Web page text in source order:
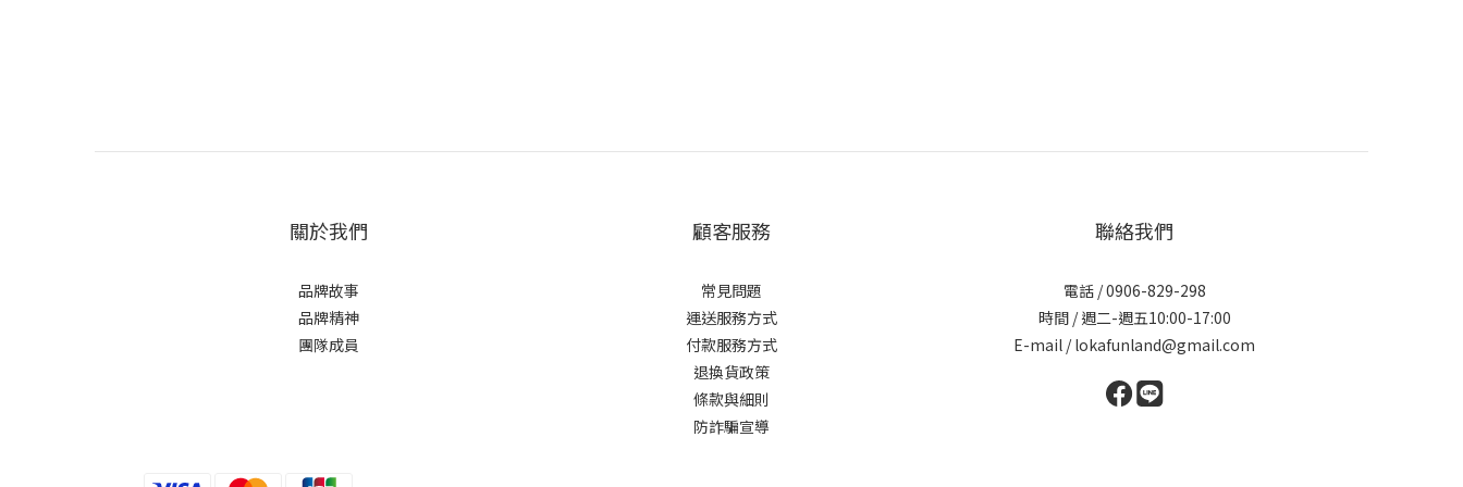
關於我們
品牌故事
品牌精神
團隊成員
顧客服務
常見問題
運送服務方式
付款服務方式
退換貨政策
條款與細則
防詐騙宣導
聯絡我們
電話 / 0906-829-298
時間 / 週二-週五10:00-17:00
E-mail / lokafunland@gmail.com